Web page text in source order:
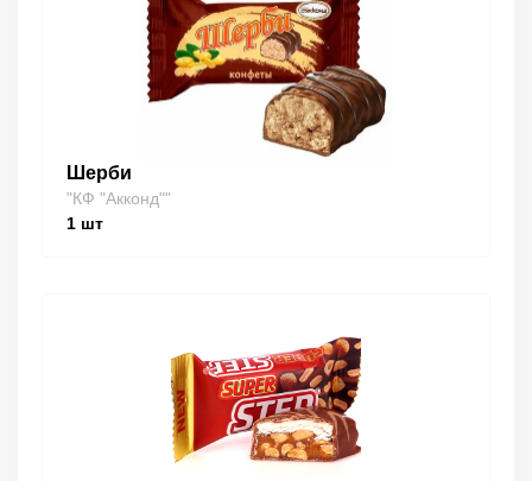
Шерби
"КФ "Акконд""
1 шт